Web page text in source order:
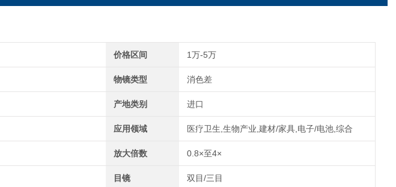
价格区间 1万-5万
物镜类型 消色差
产地类别 进口
应用领域 医疗卫生,生物产业,建材/家具,电子/电池,综合
放大倍数 0.8×至4×
目镜 双目/三目